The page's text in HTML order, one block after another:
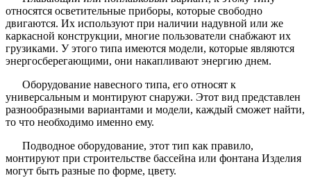
относятся осветительные приборы, которые свободно
двигаются. Их используют при наличии надувной или же
каркасной конструкции, многие пользователи снабжают их
грузиками. У этого типа имеются модели, которые являются
энергосберегающими, они накапливают энергию днем.
Оборудование навесного типа, его относят к
универсальным и монтируют снаружи. Этот вид представлен
разнообразными вариантами и модели, каждый сможет найти,
то что необходимо именно ему.
Подводное оборудование, этот тип как правило,
монтируют при строительстве бассейна или фонтана Изделия
могут быть разные по форме, цвету.